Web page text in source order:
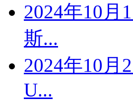
2024年10月
斯...
2024年10月
U...